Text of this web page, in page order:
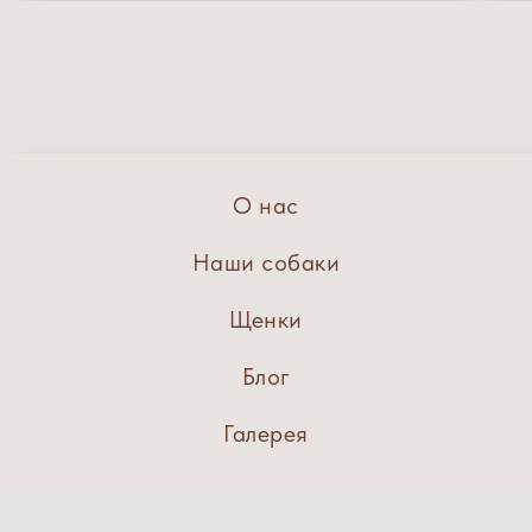
О нас
Наши собаки
Щенки
Блог
Галерея